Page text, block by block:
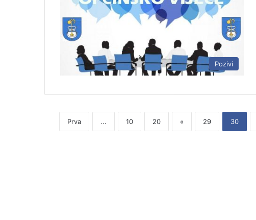
Pozivi
Prva ... 10 20 « 29 30